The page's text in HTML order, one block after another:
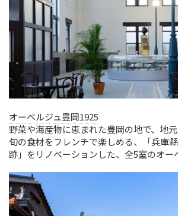
オーベルジュ豊岡1925
野菜や海産物に恵まれた豊岡の地で、地
旬の食材をフレンチで楽しめる、「兵庫
跡」をリノベーションした、全5室のオー